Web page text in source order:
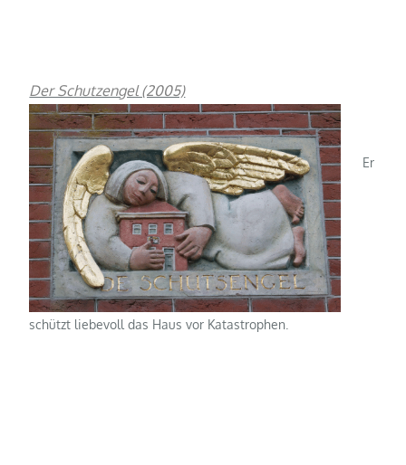
Der Schutzengel (2005)
Er
schützt liebevoll das Haus vor Katastrophen.